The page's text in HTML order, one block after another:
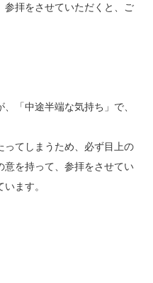
参拝をさせていただくと、ご
「中途半端な気持ち」で、
ってしまうため、必ず目上の
意を持って、参拝をさせてい
ます。